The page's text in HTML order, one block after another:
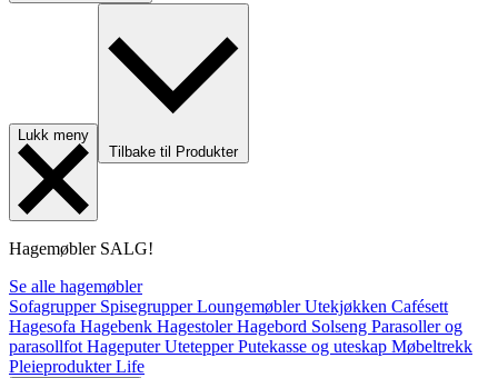
Lukk meny
Tilbake til Produkter
Hagemøbler SALG!
Se alle hagemøbler
Sofagrupper SpisegrupperLoungemøblerUtekjøkken Cafésett
Hagesofa Hagebenk HagestolerHagebord Solseng Parasoller og
parasollfot HageputerUtetepperPutekasse og uteskap Møbeltrekk
PleieprodukterLife